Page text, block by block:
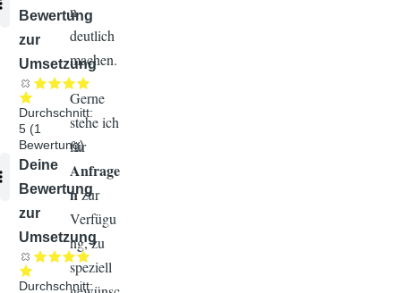
Bewertung
zur
Umsetzung
Durchschnitt:
5 (1
Bewertung)
Audiodatei
Deine
Bewertung
zur
Umsetzung
Durchschnitt:
n
deutlich
machen.
Gerne
stehe ich
für
Anfrage
nzur
Verfügu
ng, zu
speziell